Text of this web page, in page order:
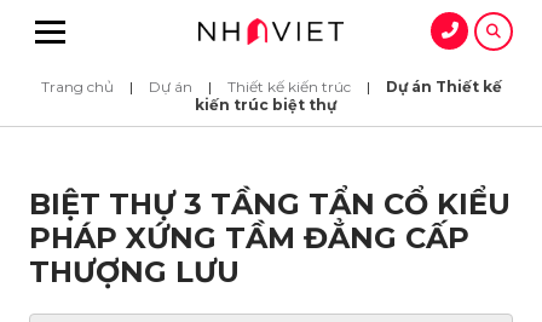
Trang chủ | Dự án | Thiết kế kiến trúc |
Dự án Thiết kế
kiến trúc biệt thự
BIỆT THỰ 3 TẦNG TẨN CỔ KIỂU
PHÁP XỨNG TẦM ĐẲNG CẤP
THƯỢNG LƯU